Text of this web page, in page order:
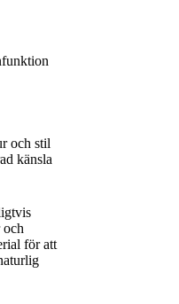
och stil
känsla
och
för att